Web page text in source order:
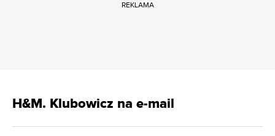
REKLAMA
H&M. Klubowicz na e-mail